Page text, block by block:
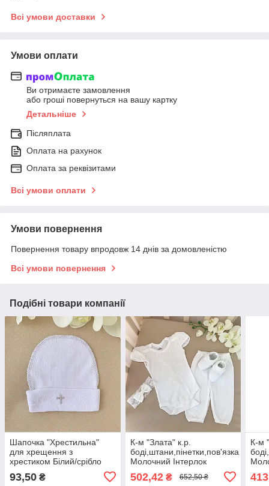
Всі умови доставки
Умови оплати
Ви отримаєте замовлення
або гроші повернуться на вашу картку
Детальніше
Післяплата
Оплата на рахунок
Оплата за реквізитами
Всі умови оплати
Умови повернення
Повернення товару впродовж 14 днів за домовленістю
Всі умови повернення
Подібні товари компанії
Шапочка "Хрестильна"
для хрещення з
хрестиком Білий/срібло
Ластік арт.27681438 Зріст
56-38(р)
93,50 ₴
К-м "Злата" к.р.
боді,штани,пінетки,пов'язка
Молочний Інтерлок
38(р)
502,42₴ 652,50 ₴
К-м